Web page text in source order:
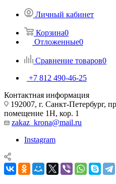
Личный кабинет
Корзина0
Отложенные0
Сравнение товаров0
+7 812 490-46-25
Контактная информация
192007, г. Санкт-Петербург,
помещение 1Н, кор. 1
zakaz_krona@mail.ru
Instagram